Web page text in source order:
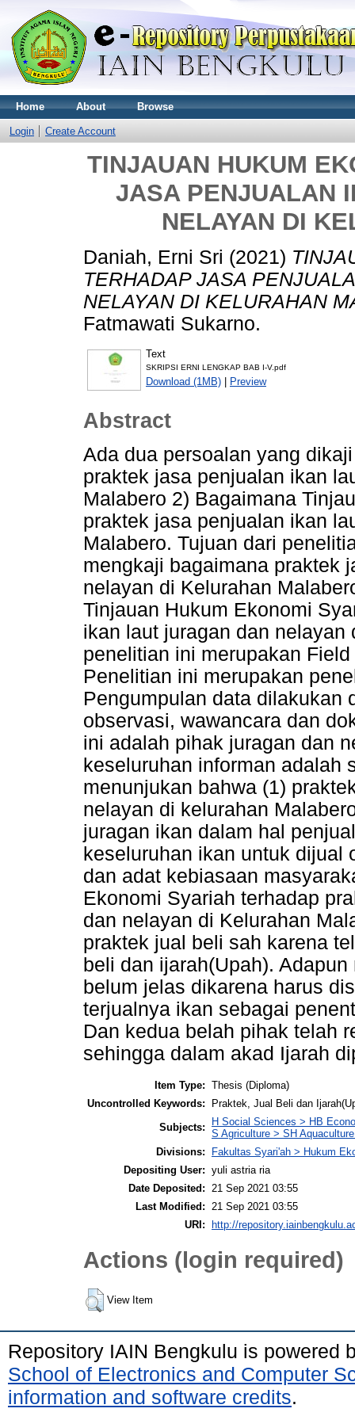
Home About Browse
Login Create Account
TINJAUAN HUKUM
JASA PENJUALAN
NELAYAN DI
Daniah, Erni Sri (2021)
TERHADAP JASA
NELAYAN DI KELURAHAN
Fatmawati Sukarno.
Text
SKRIPSI ERNI LENGKAP BAB I-V.pdf
Download (1MB) | Preview
Abstract
Ada dua persoalan yang
praktek jasa penjualan ikan
Malabero 2) Bagaimana
praktek jasa penjualan ikan
Malabero. Tujuan dari
mengkaji bagaimana praktek
nelayan di Kelurahan
Tinjauan Hukum Ekonomi
ikan laut juragan dan
penelitian ini merupakan
Penelitian ini merupakan
Pengumpulan data dilakukan
observasi, wawancara dan
ini adalah pihak juragan dan
keseluruhan informan adalah
menunjukan bahwa (1)
nelayan di kelurahan
juragan ikan dalam hal
keseluruhan ikan untuk dijual
dan adat kebiasaan
Ekonomi Syariah terhadap
dan nelayan di Kelurahan
praktek jual beli sah karena
beli dan ijarah(Upah).
belum jelas dikarena harus
terjualnya ikan sebagai
Dan kedua belah pihak telah
sehingga dalam akad Ijarah
Item Type: Thesis (Diploma)
Uncontrolled Keywords:
Praktek, Jual Beli dan
Subjects:
H Social Sciences > HB
S Agriculture > SH
Divisions:
Fakultas Syari'ah > Hukum
Depositing User: yuli astria ria
Date Deposited:
21 Sep 2021 03:55
Last Modified:
21 Sep 2021 03:55
URI:
http://
Actions (login required)
View Item
Repository IAIN Bengkulu is powered
School of Electronics and Computer
information and software credits.